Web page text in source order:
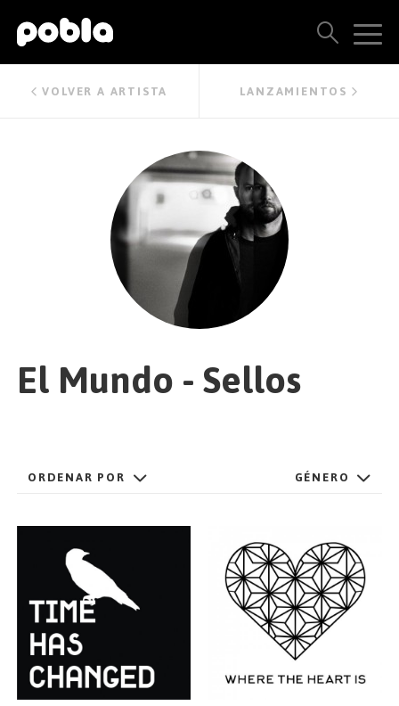
ARTISTAS, SELLOS Y LANZAMIENTOS
ESPAÑOL
VER TODOS LOS RESULTADOS
VOLVER A ARTISTA LANZAMIENTOS
El Mundo - Sellos
GÉNERO
ORDENAR POR